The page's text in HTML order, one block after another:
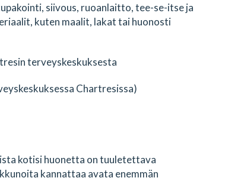
siivous, ruoanlaitto, tee-se-itse ja
kuten maalit, lakat tai huonosti
Chartresissa)
kotisi huonetta on tuuletettava
kannattaa avata enemmän